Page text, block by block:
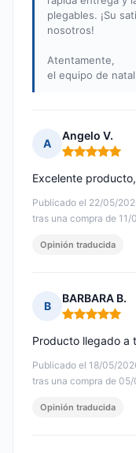
plegables. ¡Su
nosotros!
Atentamente,
el equipo de
A
Angelo V.
Nota: 5 de 5
Publicado el 22/05/
tras una compra de 11/
Excelente
Opinión traducida
B
BARBARA B.
Nota: 5 de 5
Publicado el 18/05/
tras una compra de
Producto llegado a
Opinión traducida